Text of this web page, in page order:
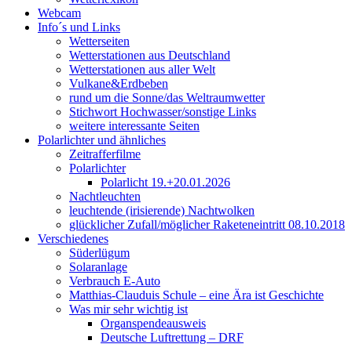
Webcam
Info´s und Links
Wetterseiten
Wetterstationen aus Deutschland
Wetterstationen aus aller Welt
Vulkane&Erdbeben
rund um die Sonne/das Weltraumwetter
Stichwort Hochwasser/sonstige Links
weitere interessante Seiten
Polarlichter und ähnliches
Zeitrafferfilme
Polarlichter
Polarlicht 19.+20.01.2026
Nachtleuchten
leuchtende (irisierende) Nachtwolken
glücklicher Zufall/möglicher Raketeneintritt 08.10.2018
Verschiedenes
Süderlügum
Solaranlage
Verbrauch E-Auto
Matthias-Clauduis Schule – eine Ära ist Geschichte
Was mir sehr wichtig ist
Organspendeausweis
Deutsche Luftrettung – DRF